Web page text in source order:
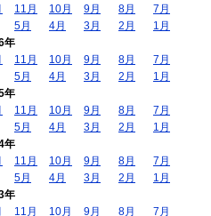
11月 10月 9月 8月
7月
5月 4月 3月 2月
1月
年
11月 10月 9月 8月
7月
5月 4月 3月 2月
1月
年
11月 10月 9月 8月
7月
5月 4月 3月 2月
1月
年
11月 10月 9月 8月
7月
5月 4月 3月 2月
1月
年
11月 10月 9月 8月 7月